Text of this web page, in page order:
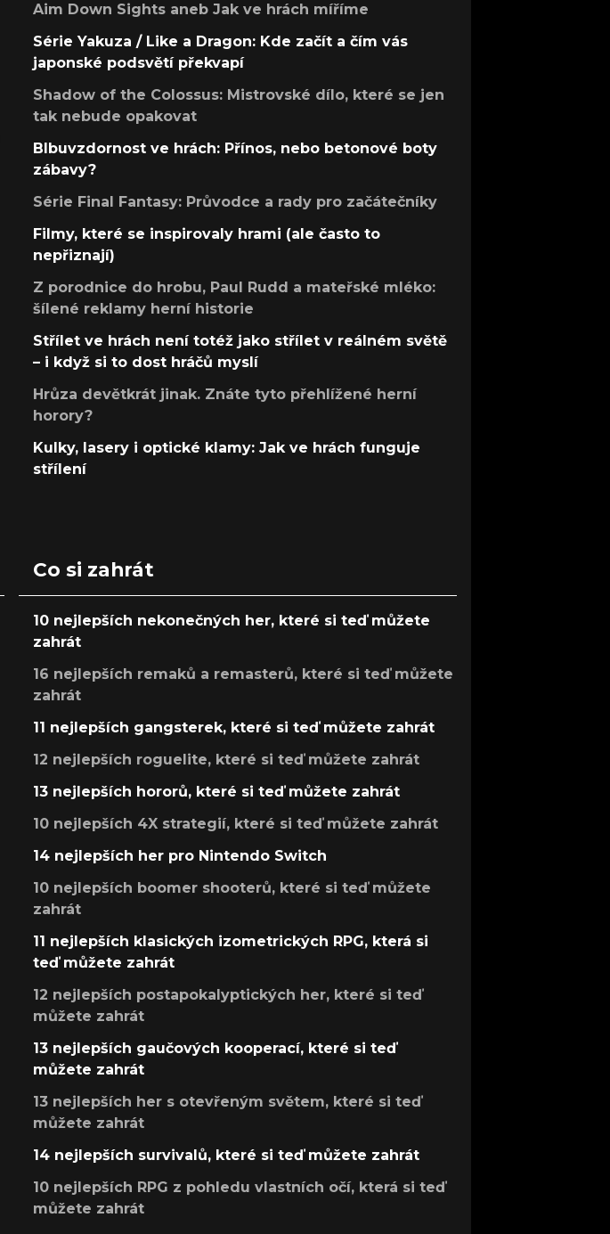
Aim Down Sights aneb Jak ve hrách míříme
Série Yakuza / Like a Dragon: Kde začít a čím vás
japonské podsvětí překvapí
Shadow of the Colossus: Mistrovské dílo, které se jen
tak nebude opakovat
Blbuvzdornost ve hrách: Přínos, nebo betonové boty
zábavy?
Série Final Fantasy: Průvodce a rady pro začátečníky
Filmy, které se inspirovaly hrami (ale často to
nepřiznají)
Z porodnice do hrobu, Paul Rudd a mateřské mléko:
šílené reklamy herní historie
Střílet ve hrách není totéž jako střílet v reálném světě
– i když si to dost hráčů myslí
Hrůza devětkrát jinak. Znáte tyto přehlížené herní
horory?
Kulky, lasery i optické klamy: Jak ve hrách funguje
střílení
Co si zahrát
10 nejlepších nekonečných her, které si teď můžete
zahrát
16 nejlepších remaků a remasterů, které si teď můžete
zahrát
11 nejlepších gangsterek, které si teď můžete zahrát
12 nejlepších roguelite, které si teď můžete zahrát
13 nejlepších hororů, které si teď můžete zahrát
10 nejlepších 4X strategií, které si teď můžete zahrát
14 nejlepších her pro Nintendo Switch
10 nejlepších boomer shooterů, které si teď můžete
zahrát
11 nejlepších klasických izometrických RPG, která si
teď můžete zahrát
12 nejlepších postapokalyptických her, které si teď
můžete zahrát
13 nejlepších gaučových kooperací, které si teď
můžete zahrát
13 nejlepších her s otevřeným světem, které si teď
můžete zahrát
14 nejlepších survivalů, které si teď můžete zahrát
10 nejlepších RPG z pohledu vlastních očí, která si teď
můžete zahrát